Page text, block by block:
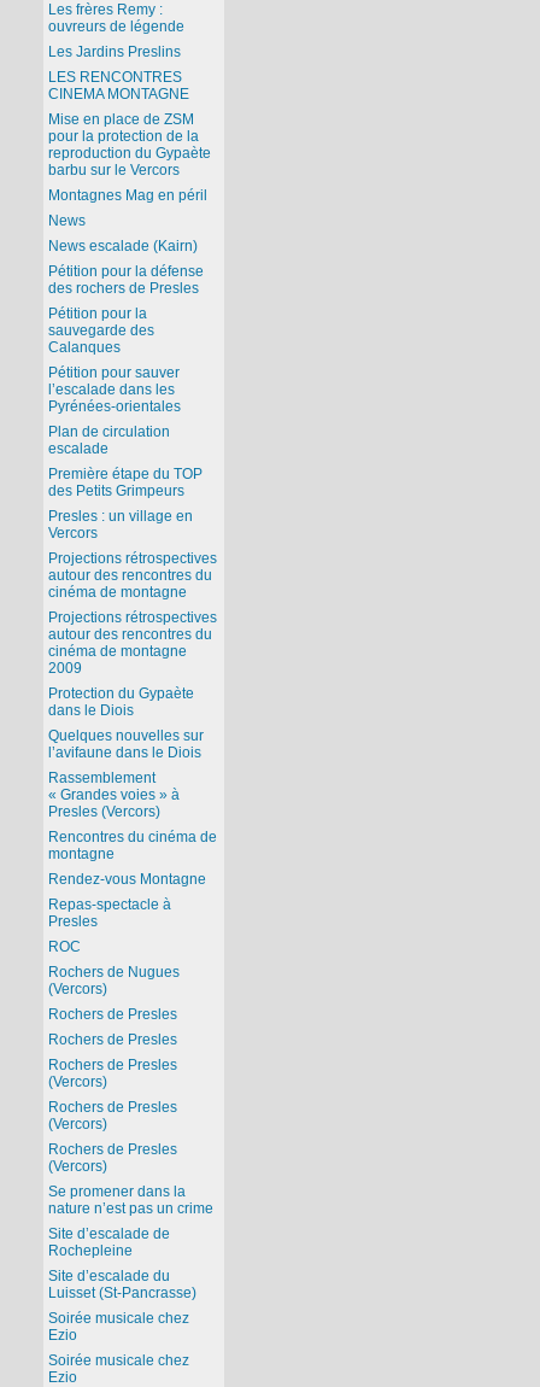
Les frères Remy :
ouvreurs de légende
Les Jardins Preslins
LES RENCONTRES
CINEMA MONTAGNE
Mise en place de ZSM
pour la protection de la
reproduction du Gypaète
barbu sur le Vercors
Montagnes Mag en péril
News
News escalade (Kairn)
Pétition pour la défense
des rochers de Presles
Pétition pour la
sauvegarde des
Calanques
Pétition pour sauver
l’escalade dans les
Pyrénées-orientales
Plan de circulation
escalade
Première étape du TOP
des Petits Grimpeurs
Presles : un village en
Vercors
Projections rétrospectives
autour des rencontres du
cinéma de montagne
Projections rétrospectives
autour des rencontres du
cinéma de montagne
2009
Protection du Gypaète
dans le Diois
Quelques nouvelles sur
l’avifaune dans le Diois
Rassemblement
« Grandes voies » à
Presles (Vercors)
Rencontres du cinéma de
montagne
Rendez-vous Montagne
Repas-spectacle à
Presles
ROC
Rochers de Nugues
(Vercors)
Rochers de Presles
Rochers de Presles
Rochers de Presles
(Vercors)
Rochers de Presles
(Vercors)
Rochers de Presles
(Vercors)
Se promener dans la
nature n’est pas un crime
Site d’escalade de
Rochepleine
Site d’escalade du
Luisset (St-Pancrasse)
Soirée musicale chez
Ezio
Soirée musicale chez
Ezio